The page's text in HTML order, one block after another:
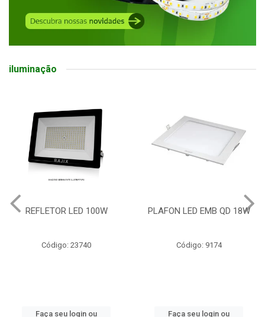
iluminação
REFLETOR LED 100W
Código: 23740
Faça seu login ou
PLAFON LED EMB QD 18W
Código: 9174
Faça seu login ou